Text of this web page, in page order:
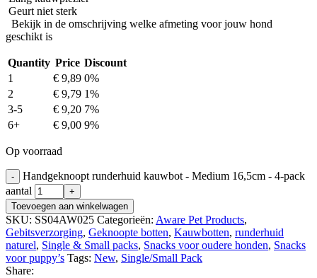
Geurt niet sterk
Bekijk in de omschrijving welke afmeting voor jouw hond
geschikt is
Quantity Price Discount
1
€ 9,89 0%
2
€ 9,79 1%
3-5
€ 9,20 7%
6+
€ 9,00 9%
Op voorraad
Handgeknoopt runderhuid kauwbot - Medium 16,5cm - 4-pack
aantal
Toevoegen aan winkelwagen
SKU: SS04AW025 Categorieën: Aware Pet Products,
Gebitsverzorging, Geknoopte botten, Kauwbotten, runderhuid
naturel, Single & Small packs, Snacks voor oudere honden, Snacks
voor puppy’s Tags: New, Single/Small Pack
Share: